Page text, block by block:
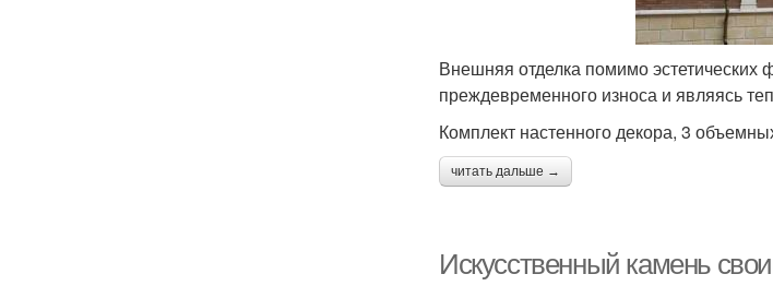
Внешняя отделка помимо
преждевременного износа и являясь
Комплект настенного декора, 3
читать дальше →
Искусственный камень